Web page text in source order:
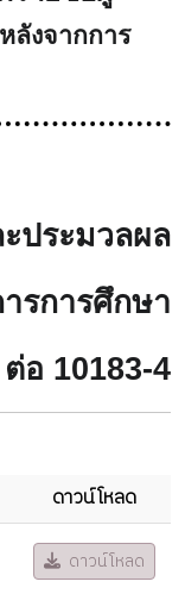
ลังจากการ
ประมวลผล
รการศึกษา
อ 10183-4
ดาวน์โหลด
ดาวน์โหลด